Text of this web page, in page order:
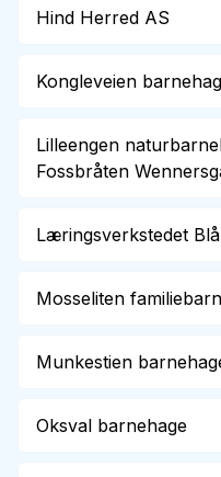
Hind Herred AS
Kongleveien
Lilleengen
Fossbråten
Læringsverkstedet
Mosseliten
Munkestien
Oksval barnehage